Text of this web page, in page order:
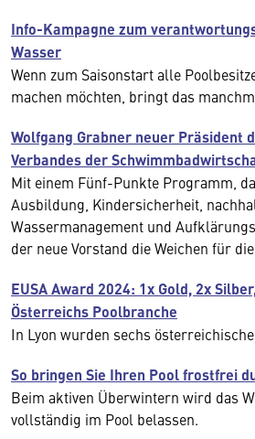
Info-Kampagne zum
Wasser
Wenn zum Saisonstart alle
machen möchten, bringt das
Wolfgang Grabner neuer Präsident
Verbandes der
Mit einem Fünf-Punkte Programm,
Ausbildung, Kindersicherheit,
Wassermanagement und
der neue Vorstand die Weichen für
EUSA Award 2024: 1x Gold, 2x
Österreichs Poolbranche
In Lyon wurden sechs
So bringen Sie Ihren Pool frostfrei
Beim aktiven Überwintern wird das
vollständig im Pool belassen.